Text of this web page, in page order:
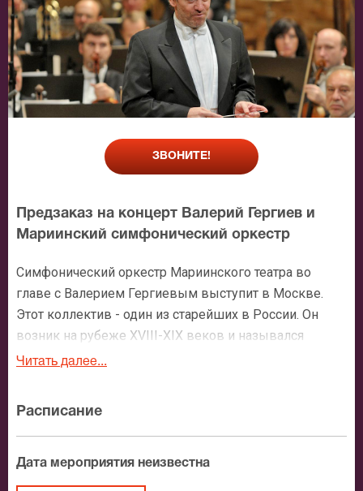
ЗВОНИТЕ!
Предзаказ на концерт Валерий Гергиев и
Мариинский симфонический оркестр
Симфонический оркестр Мариинского театра во
главе с Валерием Гергиевым выступит в Москве.
Этот коллектив - один из старейших в России. Он
возник на рубеже XVIII-XIX веков и назывался
оркестром Санкт-Петербургской Императорской
Берлиозом, Рахманиновым, Вагнером, Сибелиусом,
Малером. Премьеры многих известных
музыкальных произведений были представлены
российской публике именно оркестром Мариинки.
Читать далее...
Расписание
Дата мероприятия неизвестна